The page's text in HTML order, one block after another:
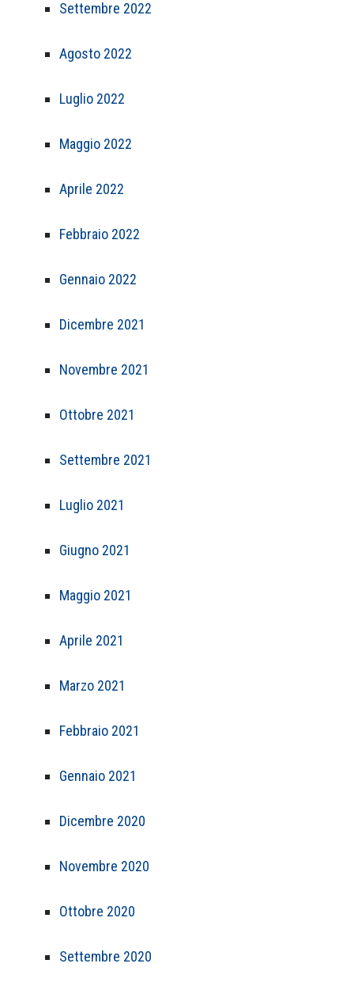
Settembre 2022
Agosto 2022
Luglio 2022
Maggio 2022
Aprile 2022
Febbraio 2022
Gennaio 2022
Dicembre 2021
Novembre 2021
Ottobre 2021
Settembre 2021
Luglio 2021
Giugno 2021
Maggio 2021
Aprile 2021
Marzo 2021
Febbraio 2021
Gennaio 2021
Dicembre 2020
Novembre 2020
Ottobre 2020
Settembre 2020